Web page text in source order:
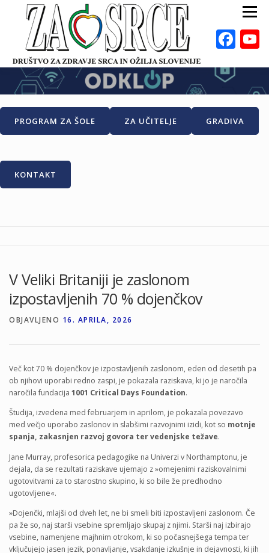
Preskoči
Meni
ZA ZDRAVO SRCE BOLEZNI
VAROVALNA ŽIVILA
PROGRAM ZA ŠOLE ZA UČITELJE GRADIVA
KONTAKT
V Veliki Britaniji je zaslonom
izpostavljenih 70 % dojenčkov
OBJAVLJENO 16. APRILA, 2026
Več kot 70 % dojenčkov je izpostavljenih zaslonom, eden od desetih pa
ob njihovi uporabi redno zaspi, je pokazala raziskava, ki jo je naročila
naročila fundacija 1001 Critical Days Foundation.
Študija, izvedena med februarjem in aprilom, je pokazala povezavo
med večjo uporabo zaslonov in slabšimi razvojnimi izidi, kot so motnje
spanja, zakasnjen razvoj govora ter vedenjske težave.
Jane Murray, profesorica pedagogike na Univerzi v Northamptonu, je
dejala, da se rezultati raziskave ujemajo z »omejenimi raziskovalnimi
ugotovitvami za to starostno skupino, ki so bile že predhodno
ugotovljene«.
»Dojenčki, mlajši od dveh let, ne bi smeli biti izpostavljeni zaslonom. Če
pa že so, naj starši vsebine spremljajo skupaj z njimi. Starši naj izbirajo
vsebine, namenjene majhnim otrokom, ki so počasnejšega tempa ter
vključujejo jasen jezik, ponavljanje, vsakdanje izkušnje in dejavnosti, ki jih